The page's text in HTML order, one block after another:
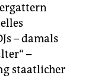
– damals
–
staatlicher